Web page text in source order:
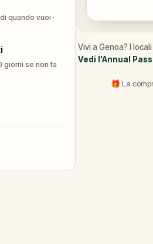
quando vuoi ·
giorni se non fa
Vivi a Genoa? I
Vedi l'Annual Pass
🎁 La